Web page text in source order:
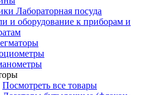
Лабораторная посуда
и оборудование к приборам и
Посмотреть все товары